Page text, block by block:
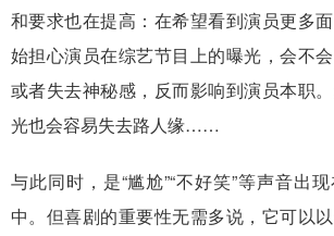
和要求也在提高：在希望看到演员更多
始担心演员在综艺节目上的曝光，会不
或者失去神秘感，反而影响到演员本职
光也会容易失去路人缘……
与此同时，是“尴尬”“不好笑”等声音出
中。但喜剧的重要性无需多说，它可以